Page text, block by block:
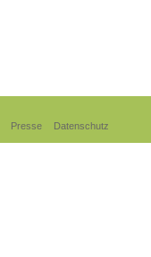
Presse Datenschutz